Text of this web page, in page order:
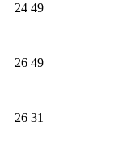
24 49
26 49
26 31